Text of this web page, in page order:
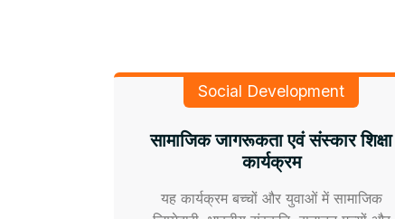
Social Development
सामाजिक जागरूकता एवं संस्कार शिक्षा
कार्यक्रम
यह कार्यक्रम बच्चों और युवाओं में सामाजिक